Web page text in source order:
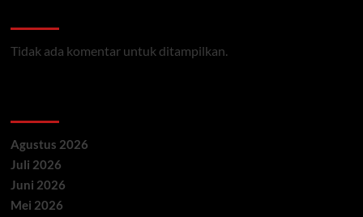
Tidak ada komentar untuk ditampilkan.
Agustus 2026
Juli 2026
Juni 2026
Mei 2026